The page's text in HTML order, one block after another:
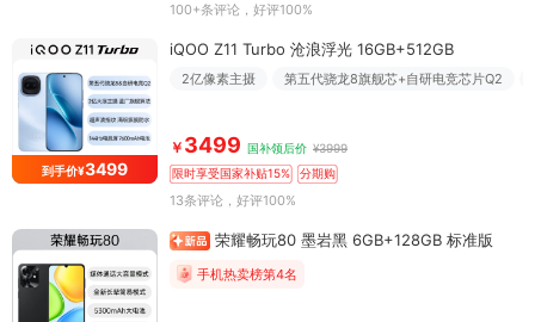
100+条评论 ，好评100%
到手价¥3499
iQOO Z11 Turbo 沧浪浮光 16GB+512GB
2亿像素主摄 第五代骁龙8旗舰芯+自研电竞芯片Q2
￥ 3499 国补领后价 ¥3999
限时享受国家补贴15%
分期购
13条评论 ，好评100%
荣耀畅玩80 墨岩黑 6GB+128GB 标准版
手机热卖榜第4名